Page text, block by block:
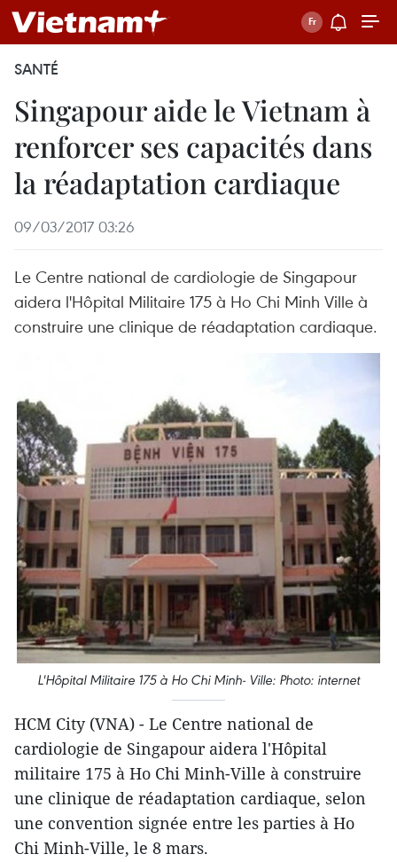
SANTÉ
Singapour aide le Vietnam à
renforcer ses capacités dans
la réadaptation cardiaque
09/03/2017 03:26
Le Centre national de cardiologie de Singapour
aidera l'Hôpital Militaire 175 à Ho Chi Minh Ville à
construire une clinique de réadaptation cardiaque.
L'Hôpital Militaire 175 à Ho Chi Minh- Ville: Photo: internet
HCM City (VNA) - Le Centre national de
cardiologie de Singapour aidera l'Hôpital
militaire 175 à Ho Chi Minh-Ville à construire
une clinique de réadaptation cardiaque, selon
une convention signée entre les parties à Ho
Chi Minh-Ville, le 8 mars.